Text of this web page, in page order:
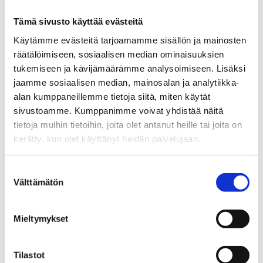
Tämä sivusto käyttää evästeitä
Käytämme evästeitä tarjoamamme sisällön ja mainosten
räätälöimiseen, sosiaalisen median ominaisuuksien
tukemiseen ja kävijämäärämme analysoimiseen. Lisäksi
jaamme sosiaalisen median, mainosalan ja analytiikka-
alan kumppaneillemme tietoja siitä, miten käytät
sivustoamme. Kumppanimme voivat yhdistää näitä
tietoja muihin tietoihin, joita olet antanut heille tai joita on
kerätty, kun olet käyttänyt heidän palvelujaan.
valinta
Välttämätön
Mieltymykset
Tilastot
om utkomstskydd för arbetslösa
Arbetslöshetskassornas uppgifter utökas
Avvikande betjäningstider under
sommaren
Blir du arbetslös i arbetet som
skolgångshandledare på grund av skolans
1.8.2024
inkomstrelaterad dagpenning